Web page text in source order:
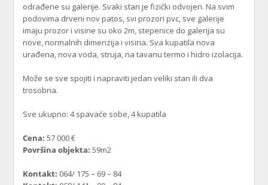
odrađene su galerije. Svaki stan je fizički odvojen. Na svim
podovima drveni nov patos, svi prozori pvc, sve galerije
imaju prozor i visine su oko 2m, stepenice do galerija su
nove, normalnih dimenzija i visina. Sva kupatila nova
urađena, nova voda, struja, na tavanu termo i hidro izolacija.
Može se sve spojiti i napraviti jedan veliki stan ili dva
trosobna.
Sve ukupno: 4 spavaće sobe, 4 kupatila
Cena: 57 000 €
Površina objekta: 59m2
Kontakt: 064/ 175 – 69 – 84